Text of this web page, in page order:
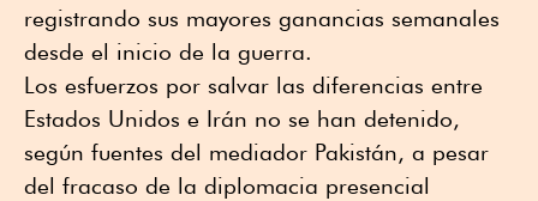
registrando sus mayores ganancias semanales
desde el inicio de la guerra.
Los esfuerzos por salvar las diferencias entre
Estados Unidos e Irán no se han detenido,
según fuentes del mediador Pakistán, a pesar
del fracaso de la diplomacia presencial